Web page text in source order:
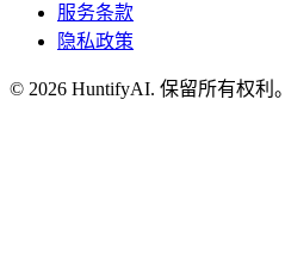
服务条款
隐私政策
© 2026 HuntifyAI. 保留所有权利。